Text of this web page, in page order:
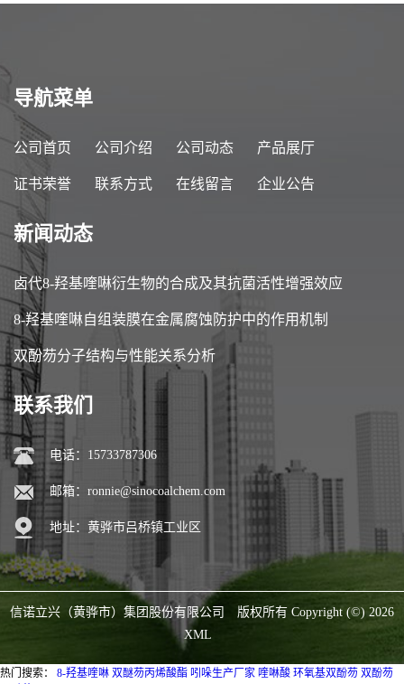
导航菜单
公司首页 公司介绍 公司动态 产品展厅
证书荣誉 联系方式 在线留言 企业公告
新闻动态
卤代8-羟基喹啉衍生物的合成及其抗菌活性增强效应
8-羟基喹啉自组装膜在金属腐蚀防护中的作用机制
双酚芴分子结构与性能关系分析
联系我们
电话：15733787306
邮箱： ronnie@sinocoalchem.com
地址：黄骅市吕桥镇工业区
信诺立兴（黄骅市）集团股份有限公司
版权所有 Copyright (©) 2026
XML
热门搜索： 8-羟基喹啉 双醚芴丙烯酸酯 吲哚生产厂家 喹啉酸 环氧基双酚芴 双酚芴